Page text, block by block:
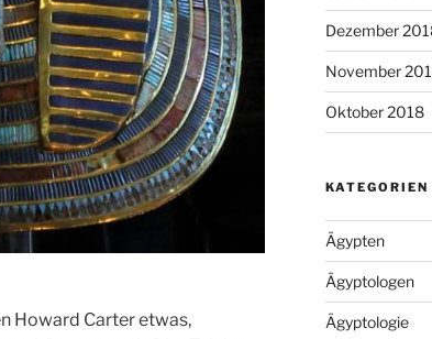
Howard Carter etwas,
Dezember
November
Oktober 2018
KATEGORIEN
Ägypten
Ägyptologen
Ägyptologie